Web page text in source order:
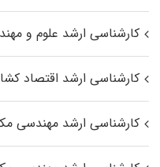
کارشناسی ارشد علوم و
کارشناسی ارشد اقتصاد
کارشناسی ارشد مهندسی